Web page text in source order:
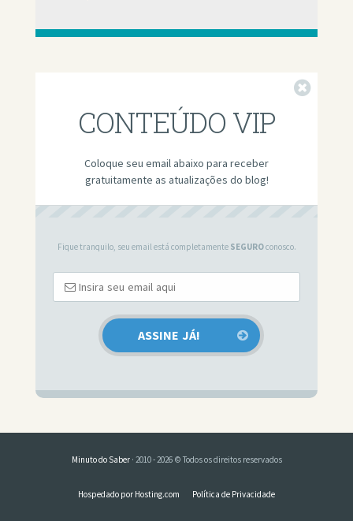
CONTEÚDO VIP
Coloque seu email abaixo para receber
gratuitamente as atualizações do blog!
Fique tranquilo, seu email está completamente SEGUROconosco.
Minuto do Saber· 2010 - 2026 © Todos os direitos reservados
Hospedado por Hosting.com Política de Privacidade